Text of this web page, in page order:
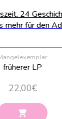
24
mehr für den
früherer LP
22,00€